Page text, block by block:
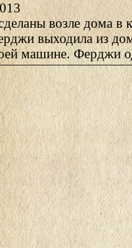
возле дома в
выходила из
машине. Ферджи